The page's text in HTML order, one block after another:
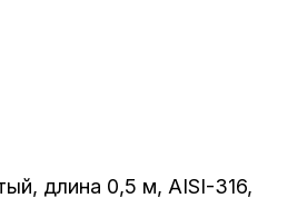
длина 0,5 м, AISI-316,